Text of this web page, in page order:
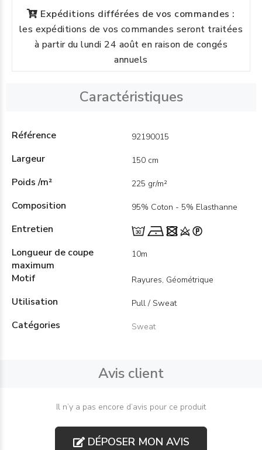
Expéditions différées de vos commandes :
les expéditions de vos commandes seront traitées
à partir du lundi 24 août en raison de congés
annuels
Caractéristiques
Référence 92190015
Largeur 150 cm
Poids /m² 225 gr/m²
Composition 95% Coton - 5% Elasthanne
Entretien
Longueur de coupe
maximum
10m
Motif Rayures, Géométrique
Utilisation Pull / Sweat
Catégories Sweat
Avis client
Il n’y a pas encore d’avis pour ce produit
DÉPOSER MON AVIS